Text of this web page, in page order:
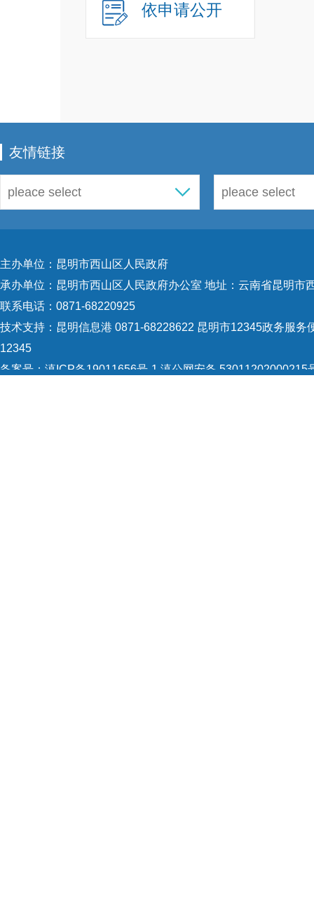
依申请公开
友情链接
主办单位：昆明市西山区人民政府
承办单位：昆明市西山区人民政府办公室 地址：云南省昆明市
联系电话：0871-68220925
技术支持： 昆明信息港 0871-68228622 昆明市12345政务服务
12345
备案号： 滇ICP备19011656号-1 滇公网安备 53011202000215